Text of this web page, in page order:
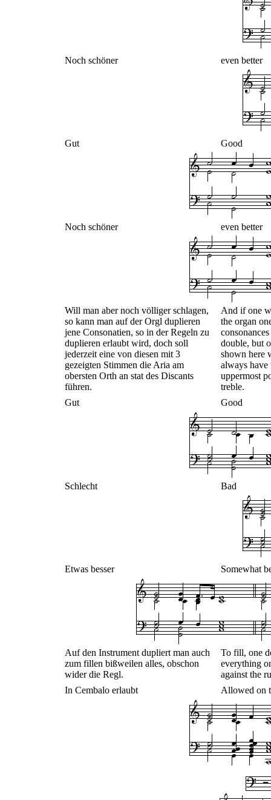
Noch schöner even better
Gut Good
Noch schöner even better
Will man aber noch völliger schlagen,
so kann man auf der Orgl duplieren
jene Consonatien, so in der Regeln zu
duplieren erlaubt wird, doch soll
jederzeit eine von diesen mit 3
gezeigten Stimmen die Aria am
obersten Orth an stat des Discants
führen.
And if one
the organ
double, but
shown here
always have
uppermost
treble.
Gut
Good
Schlecht Bad
Etwas besser Somewhat
Auf den Instrument dupliert man auch
zum fillen bißweilen alles, obschon
wider die Regl.
To fill, one
everything
against the
In Cembalo erlaubt
Allowed on